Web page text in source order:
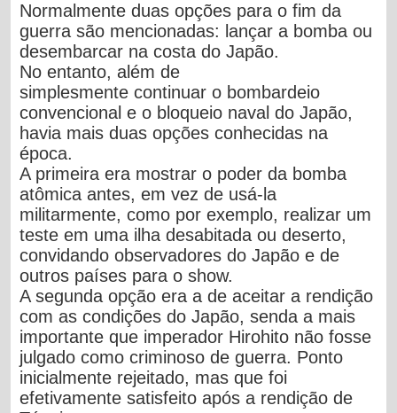
Normalmente duas opções para o fim da
guerra são mencionadas: lançar a bomba ou
desembarcar na costa do Japão.
No entanto, além de
simplesmente continuar o bombardeio
convencional e o bloqueio naval do Japão,
havia mais duas opções conhecidas na
época.
A primeira era mostrar o poder da bomba
atômica antes, em vez de usá-la
militarmente, como por exemplo, realizar um
teste em uma ilha desabitada ou deserto,
convidando observadores do Japão e de
outros países para o show.
A segunda opção era a de aceitar a rendição
com as condições do Japão, senda a mais
importante que imperador Hirohito não fosse
julgado como criminoso de guerra. Ponto
inicialmente rejeitado, mas que foi
efetivamente satisfeito após a rendição de